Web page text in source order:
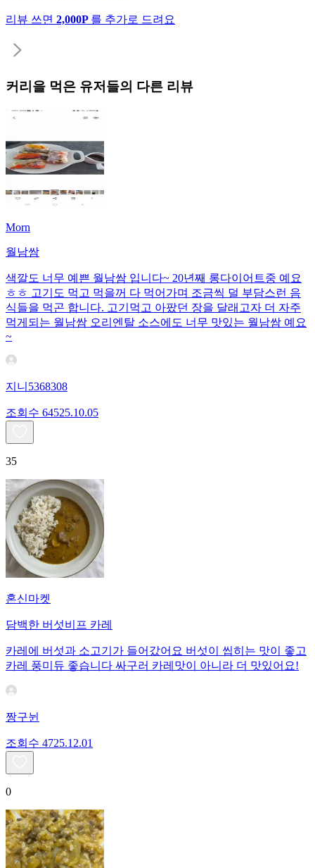
리뷰 쓰면 2,000P 를 추가로 드려요
커리 을 먹은 유저들의 다른 리뷰
Morn
월남쌈
색깔도 너무 예쁜 월남쌈 입니다~ 20년째 롱다이어트중 예요
ㅎㅎ 고기도 먹고 먹을꺼 다 먹어가며 조금씩 덜 부담스런 음
식들을 먹곤 합니다. 고기먹고 아팠던 장을 달래고자 더 자주
먹게되는 월남쌈 오리엔탈 소스에도 너무 맛있는 월남쌈 예요
~
지니5368308
조회수 64525.10.05
35
혼신마켓
담백한 버섯비프 카레
카레에 버섯과 소고기가 들어갔어요 버섯이 씹히는 맛이 좋고
카레 풍미듀 좋습니다 싸구러 카레맛이 아니라 더 맛있어요!
짱구뉜
조회수 4725.12.01
0